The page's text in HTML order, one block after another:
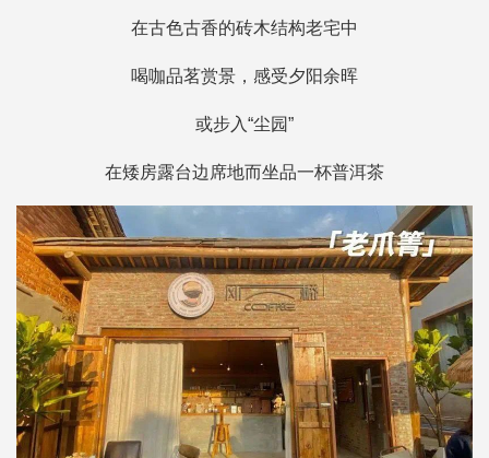
在古色古香的砖木结构老宅中
喝咖品茗赏景，感受夕阳余晖
或步入“尘园”
在矮房露台边席地而坐品一杯普洱茶